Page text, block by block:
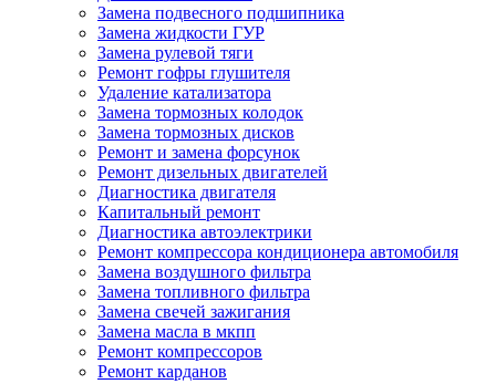
Замена подвесного подшипника
Замена жидкости ГУР
Замена рулевой тяги
Ремонт гофры глушителя
Удаление катализатора
Замена тормозных колодок
Замена тормозных дисков
Ремонт и замена форсунок
Ремонт дизельных двигателей
Диагностика двигателя
Капитальный ремонт
Диагностика автоэлектрики
Ремонт компрессора кондиционера автомобиля
Замена воздушного фильтра
Замена топливного фильтра
Замена свечей зажигания
Замена масла в мкпп
Ремонт компрессоров
Ремонт карданов